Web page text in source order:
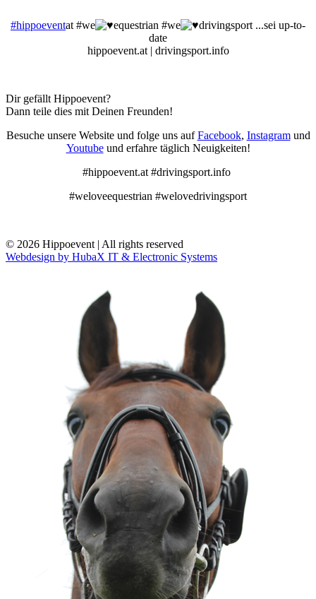
#hippoeventat #we equestrian #we
drivingsport ...sei up-to-
date
hippoevent.at | drivingsport.info
Dir gefällt Hippoevent?
Dann teile dies mit Deinen Freunden!
Besuche unsere Website und folge uns aufFacebook, Instagramund
Youtubeund erfahre täglich Neuigkeiten!
#hippoevent.at #drivingsport.info
#weloveequestrian #welovedrivingsport
© 2026 Hippoevent | All rights reserved
Webdesign by HubaX IT & Electronic Systems